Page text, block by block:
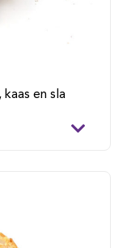
en sla